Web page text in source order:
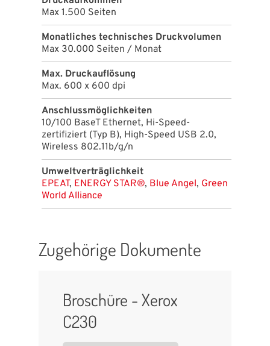
Max 1.500 Seiten
Monatliches technisches Druckvolumen
Max 30.000 Seiten / Monat
Max. Druckauflösung
Max. 600 x 600 dpi
Anschluss​möglichkeiten
10/100 BaseT Ethernet, Hi-Speed-
zertifiziert (Typ B), High-Speed USB 2.0,
Wireless 802.11b/g/n
Umweltverträglichkeit
EPEAT, ENERGY STAR®, Blue Angel, Green
World Alliance
Zugehörige Dokumente
Broschüre - Xerox
C230